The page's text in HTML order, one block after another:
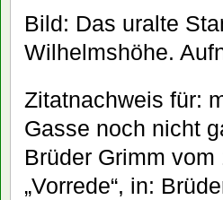
Bild: Das uralte
Wilhelmshöhe.
Zitatnachweis für:
Gasse noch nicht
Brüder Grimm
„Vorrede“, in: